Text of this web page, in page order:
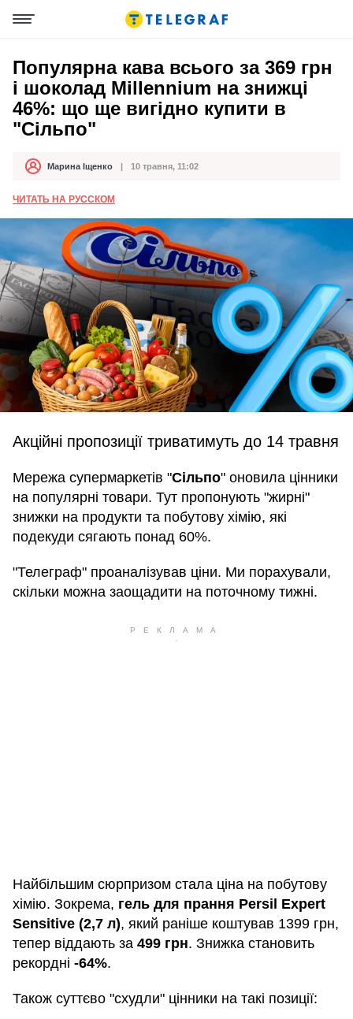
Популярна кава всього за 369 грн
і шоколад Millennium на знижці
46%: що ще вигідно купити в
"Сільпо"
АвторМарина Іщенко
Дата публікації 10 травня, 11:02
ЧИТАТЬ НА РУССКОМ
Акційні пропозиції триватимуть до 14 травня
Мережа супермаркетів "Сільпо" оновила цінники
на популярні товари. Тут пропонують "жирні"
знижки на продукти та побутову хімію, які
подекуди сягають понад 60%.
"Телеграф" проаналізував ціни. Ми порахували,
скільки можна заощадити на поточному тижні.
Найбільшим сюрпризом стала ціна на побутову
хімію. Зокрема, гель для прання Persil Expert
Sensitive (2,7 л), який раніше коштував 1399 грн,
тепер віддають за 499 грн. Знижка становить
рекордні -64%.
Також суттєво "схудли" цінники на такі позиції: